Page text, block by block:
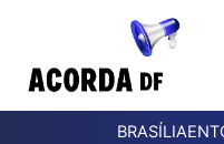
BRASÍLIA